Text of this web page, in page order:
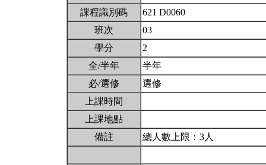
課程識別碼
621 D0060
班次
03
學分
2
全/半年
半年
必/選修
選修
上課時間
上課地點
備註
總人數上限：3人